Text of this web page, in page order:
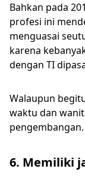
Bahkan pada
profesi ini
menguasai
karena
dengan TI
Walaupun
waktu dan
pengembangan.
6. Memiliki